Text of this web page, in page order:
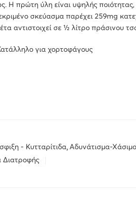
Η πρώτη ύλη είναι υψηλής
σκεύασμα παρέχει 259mg
αντιστοιχεί σε ½ λίτρο πράσινου
για χορτοφάγους
- Κυτταρίτιδα, Αδυνάτισμα-